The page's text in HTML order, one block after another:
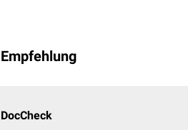
Empfehlung
DocCheck